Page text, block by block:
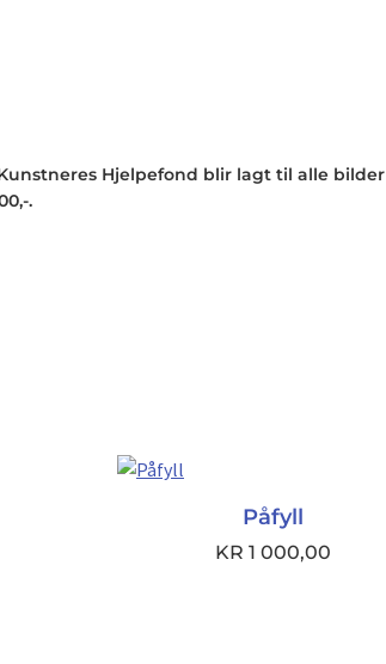
Hjelpefond blir lagt til alle bilder
.
Påfyll
KR 1 000,00